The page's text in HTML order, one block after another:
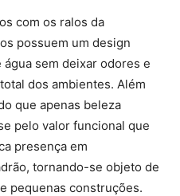
com os ralos da
possuem um design
sem deixar odores e
dos ambientes. Além
que apenas beleza
pelo valor funcional que
presença em
tornando-se objeto de
pequenas construções.